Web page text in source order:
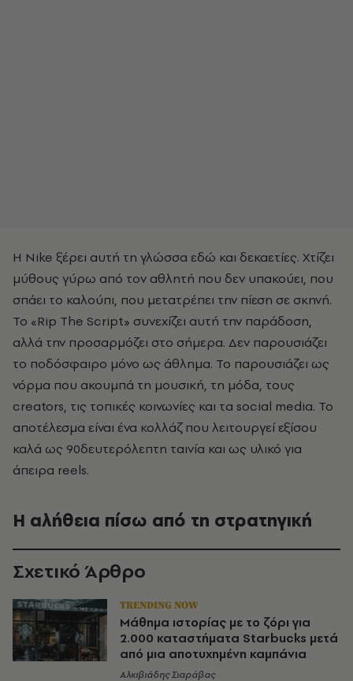
Η Nike ξέρει αυτή τη γλώσσα εδώ και δεκαετίες. Χτίζει
μύθους γύρω από τον αθλητή που δεν υπακούει, που
σπάει το καλούπι, που μετατρέπει την πίεση σε σκηνή.
Το «Rip The Script» συνεχίζει αυτή την παράδοση,
αλλά την προσαρμόζει στο σήμερα. Δεν παρουσιάζει
το ποδόσφαιρο μόνο ως άθλημα. Το παρουσιάζει ως
νόρμα που ακουμπά τη μουσική, τη μόδα, τους
creators, τις τοπικές κοινωνίες και τα social media. Το
αποτέλεσμα είναι ένα κολλάζ που λειτουργεί εξίσου
καλά ως 90δευτερόλεπτη ταινία και ως υλικό για
άπειρα reels.
Η αλήθεια πίσω από τη στρατηγική
Σχετικό Άρθρο
TRENDING NOW
Μάθημα ιστορίας με το ζόρι για
2.000 καταστήματα Starbucks μετά
από μια αποτυχημένη καμπάνια
Αλκιβιάδης Σιαράβας